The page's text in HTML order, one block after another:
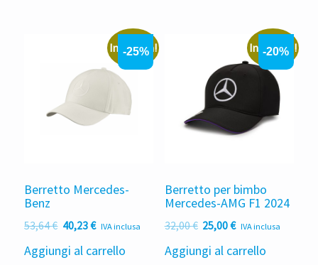
25,03 €.
In offerta!
-25%
Berretto Mercedes-
Benz
53,64€ Il
originale
40,23€ Il
attuale
IVA inclusa
Aggiungi al carrello
In offerta!
-20%
Berretto per bimbo
Mercedes-AMG F1 2024
32,00€ Il
originale
25,00€ Il
attuale
IVA inclusa
Aggiungi al carrello